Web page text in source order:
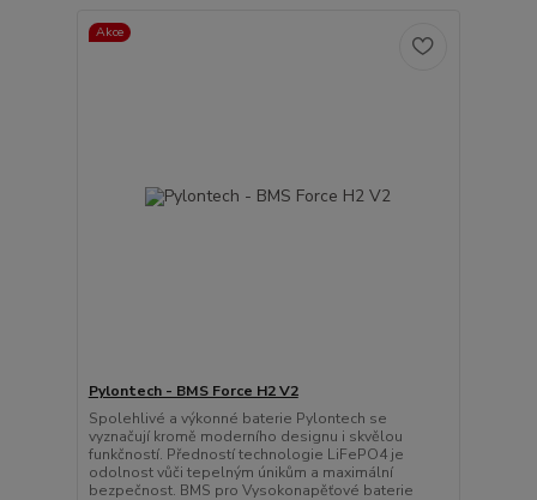
Akce
Pylontech - BMS Force H2 V2
Spolehlivé a výkonné baterie Pylontech se
vyznačují kromě moderního designu i skvělou
funkčností. Předností technologie LiFePO4 je
odolnost vůči tepelným únikům a maximální
bezpečnost. BMS pro Vysokonapěťové baterie